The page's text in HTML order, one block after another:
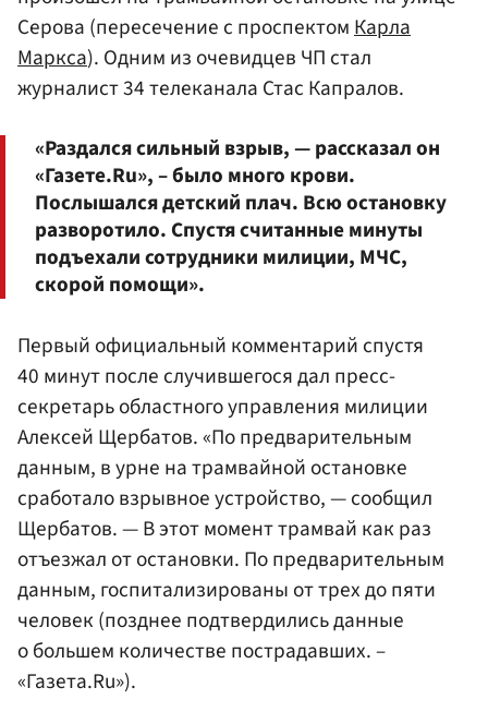
Серова (пересечение с проспектомКарла
Маркса). Одним из очевидцев ЧП стал
журналист 34 телеканала Стас Капралов.
«Раздался сильный взрыв, — рассказал он
«Газете.Ru», – было много крови.
Послышался детский плач. Всю остановку
разворотило. Спустя считанные минуты
подъехали сотрудники милиции, МЧС,
скорой помощи».
Первый официальный комментарий спустя
40 минут после случившегося дал пресс-
секретарь областного управления милиции
Алексей Щербатов. «По предварительным
данным, в урне на трамвайной остановке
сработало взрывное устройство, — сообщил
Щербатов. — В этот момент трамвай как раз
отъезжал от остановки. По предварительным
данным, госпитализированы от трех до пяти
человек (позднее подтвердились данные
о большем количестве пострадавших. –
«Газета.Ru»).